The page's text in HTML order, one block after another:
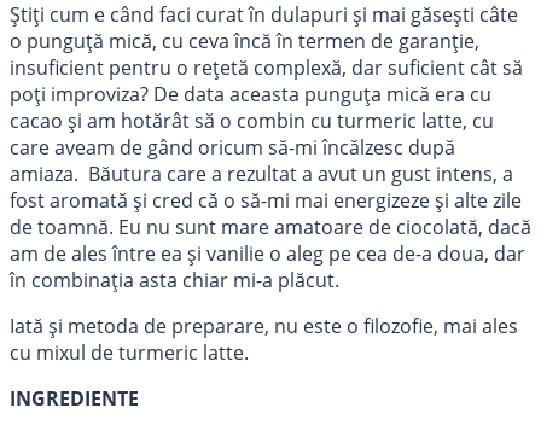
Știți cum e când faci curat în dulapuri și mai găsești câte
o punguță mică, cu ceva încă în termen de garanție,
insuficient pentru o rețetă complexă, dar suficient cât să
poți improviza? De data aceasta punguța mică era cu
cacao și am hotărât să o combin cu turmeric latte, cu
care aveam de gând oricum să-mi încălzesc după
amiaza. Băutura care a rezultat a avut un gust intens, a
fost aromată și cred că o să-mi mai energizeze și alte zile
de toamnă. Eu nu sunt mare amatoare de ciocolată, dacă
am de ales între ea și vanilie o aleg pe cea de-a doua, dar
în combinația asta chiar mi-a plăcut.
Iată și metoda de preparare, nu este o filozofie, mai ales
cu mixul de turmeric latte.
INGREDIENTE